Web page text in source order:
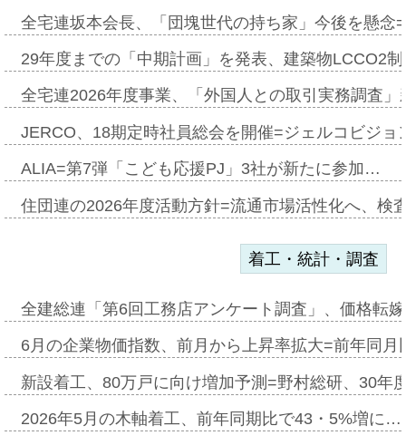
全宅連坂本会長、「団塊世代の持ち家」今後を懸
29年度までの「中期計画」を発表、建築物LCCO2
全宅連2026年度事業、「外国人との取引実務調査
JERCO、18期定時社員総会を開催=ジェルコビジ
ALIA=第7弾「こども応援PJ」3社が新たに参加…
住団連の2026年度活動方針=流通市場活性化へ、検
着工・統計・調査
全建総連「第6回工務店アンケート調査」、価格転
6月の企業物価指数、前月から上昇率拡大=前年同
新設着工、80万戸に向け増加予測=野村総研、30年
2026年5月の木軸着工、前年同期比で43・5%増に…